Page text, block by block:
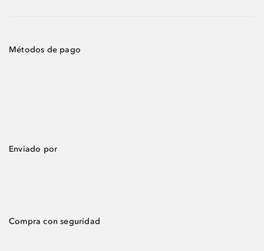
Métodos de pago
Enviado por
Compra con seguridad